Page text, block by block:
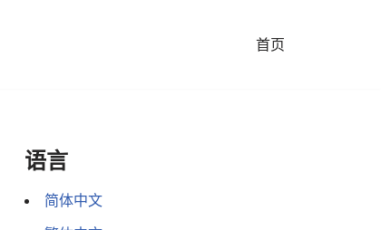
首页
语言
简体中文